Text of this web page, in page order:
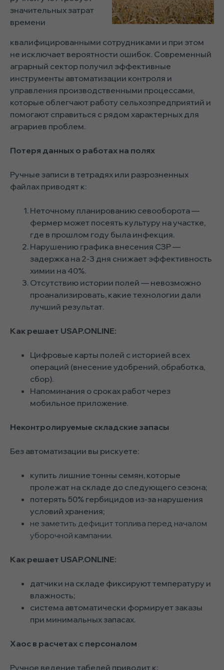
значительных затрат
времени
квалифицированными сотрудниками и при этом
не исключает вероятности ошибок. Современный
аграрный сектор получил эффективные
инструменты автоматизации контроля и
управления производственными процессами,
которые облегчают работу сельхозпредприятий и
помогают справиться с рядом характерных для
аграриев проблем.
Потеря данных о работах на полях
Ручные записи в тетрадях или разрозненных
файлах приводят к:
Неточному планированию севооборота —
фермер может посеять культуру на участке,
где в прошлом году была инфекция.
Нарушению графика внесения СЗР —
задержка на 2-3 дня снижает эффективность
химии на 40%.
Отсутствию истории полей — невозможно
проанализировать, какие технологии дали
лучший результат.
Как решает USAP.ONLINE:
Цифровые карты полей с историей всех
операций (внесение удобрений, обработка,
сбор).
Напоминания о сроках работ через
мобильное приложение.
Неконтролируемые складские запасы
Без автоматизации вы рискуете:
купить лишние тонны семян, которые
пролежат на складе до следующего сезона;
потерять 50% гербицидов из-за нарушения
условий хранения;
не заметить дефицит топлива перед началом
уборочной кампании.
Как решает USAP.ONLINE:
датчики на складе фиксируют температуру и
влажность;
система автоматически формирует заказы
при минимальных запасах.
Хаос в расчетах с персоналом
Ручное ведение табелей приводит к: